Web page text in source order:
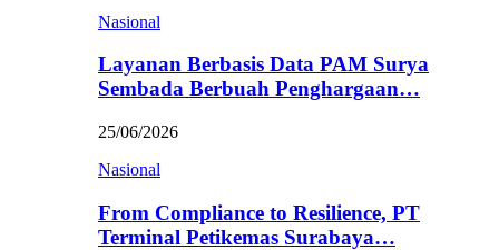
Nasional
Layanan Berbasis Data PAM Surya
Sembada Berbuah Penghargaan…
25/06/2026
Nasional
From Compliance to Resilience, PT
Terminal Petikemas Surabaya…